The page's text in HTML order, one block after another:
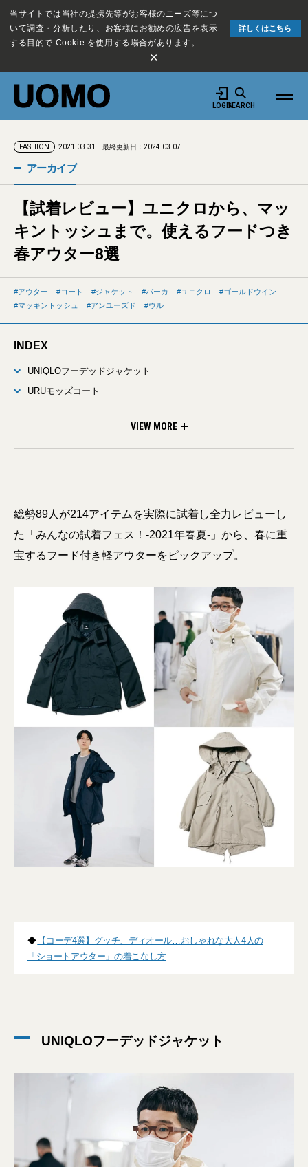
当サイトでは当社の提携先等がお客様のニーズ等につ
いて調査・分析したり、お客様にお勧めの広告を表示
する目的で Cookie を使用する場合があります。
詳しくはこちら
×
LOGINSEARCH
FASHION 2021.03.31 最終更新日：2024.03.07
アーカイブ
【試着レビュー】ユニクロから、マッ
キントッシュまで。使えるフードつき
春アウター8選
アウター コート ジャケット パーカ ユニクロ
ゴールドウイン
マッキントッシュ
アンユーズド ウル
INDEX
UNIQLOフーデッドジャケット
URUモッズコート
VIEW MORE
総勢89人が214アイテムを実際に試着し全力レビューし
た「みんなの試着フェス！-2021年春夏-」から、春に重
宝するフード付き軽アウターをピックアップ。
◆ 【コーデ4選】グッチ、ディオール…おしゃれな大人4人の
「ショートアウター」の着こなし方
UNIQLOフーデッドジャケット